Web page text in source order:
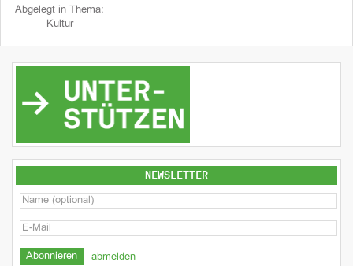
Abgelegt in Thema:
Kultur
NEWSLETTER
abmelden